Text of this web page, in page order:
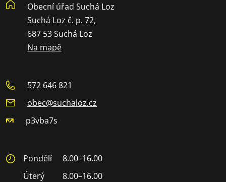
Obecní úřad Suchá Loz
Suchá Loz č. p. 72,
687 53 Suchá Loz
Na mapě
572 646 821
obec@suchaloz.cz
p3vba7s
Pondělí
8.00–16.00
Úterý
8.00–16.00